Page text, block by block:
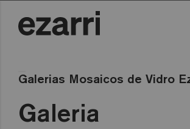
Galerias Mosaicos de Vidro
Galeria